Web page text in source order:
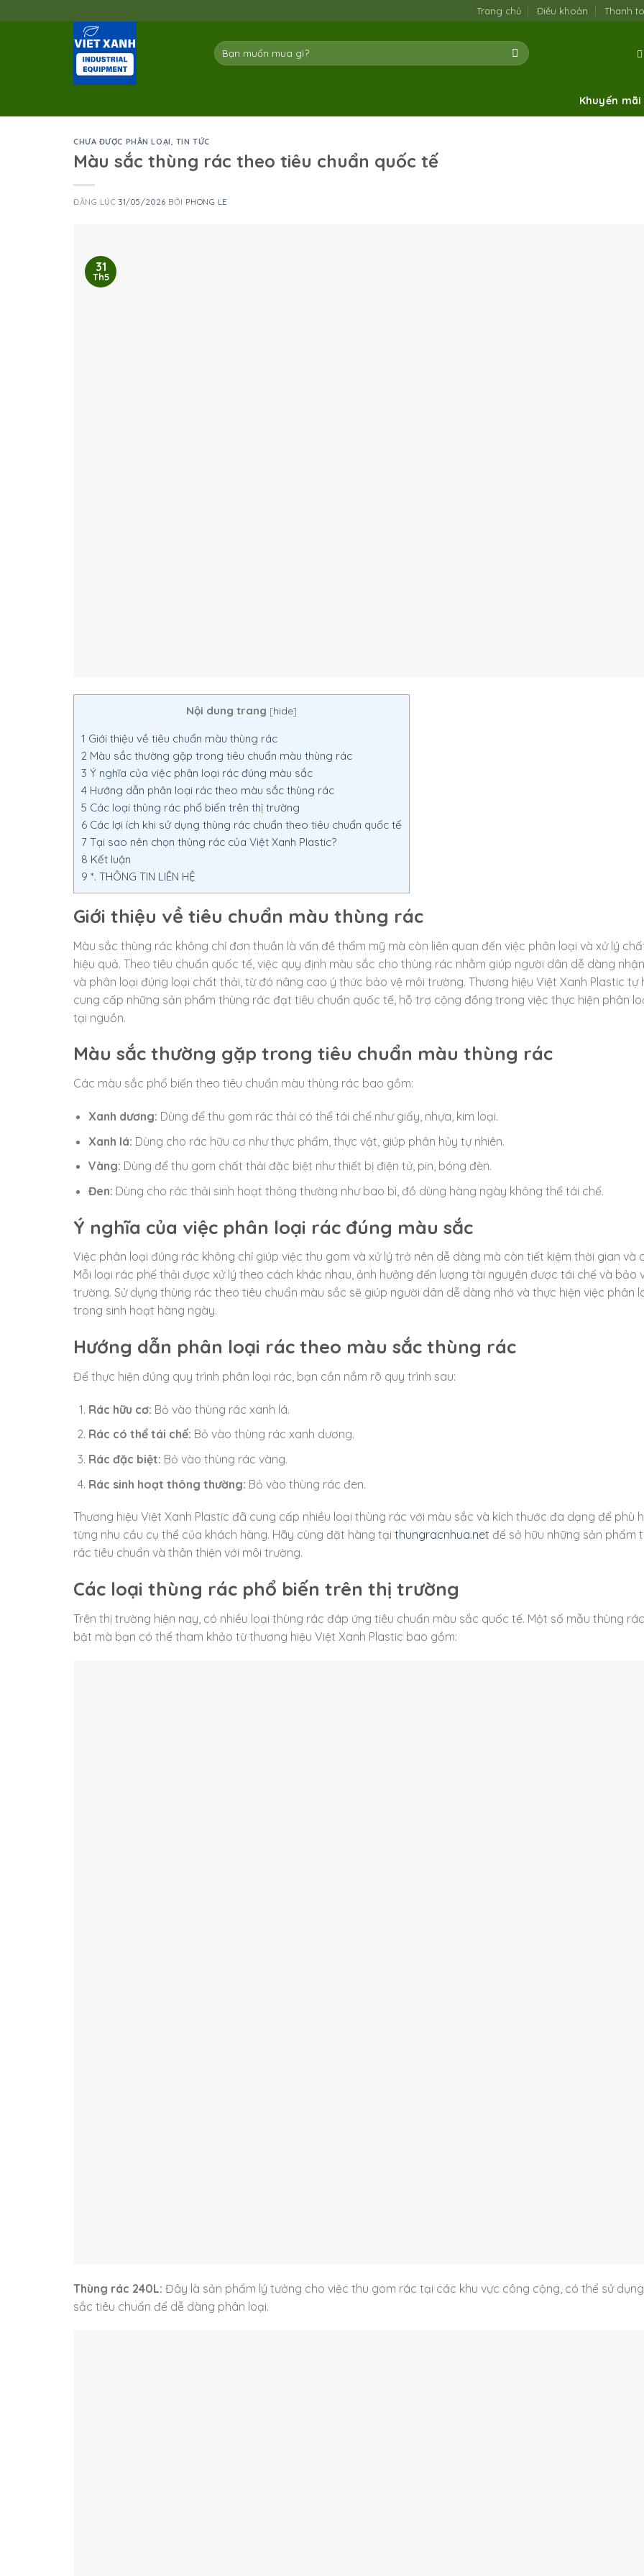
to
Trang chủ Điều khoản Thanh
Tìm
kiếm:
Khuyến mãi
CHƯA ĐƯỢC PHÂN LOẠI, TIN TỨC
Màu sắc thùng rác theo tiêu chuẩn quốc tế
ĐĂNG LÚC31/05/2026 BỞI PHONG LE
31
Th5
Nội dung trang [hide]
1 Giới thiệu về tiêu chuẩn màu thùng rác
2 Màu sắc thường gặp trong tiêu chuẩn màu thùng rác
3 Ý nghĩa của việc phân loại rác đúng màu sắc
4 Hướng dẫn phân loại rác theo màu sắc thùng rác
5 Các loại thùng rác phổ biến trên thị trường
6 Các lợi ích khi sử dụng thùng rác chuẩn theo tiêu chuẩn quốc tế
7 Tại sao nên chọn thùng rác của Việt Xanh Plastic?
8 Kết luận
9 *. THÔNG TIN LIÊN HỆ
Giới thiệu về tiêu chuẩn màu thùng rác
Màu sắc thùng rác không chỉ đơn thuần là vấn đề thẩm mỹ mà còn liên quan đến việc phân loại và xử lý
hiệu quả. Theo tiêu chuẩn quốc tế, việc quy định màu sắc cho thùng rác nhằm giúp người dân dễ dàng
và phân loại đúng loại chất thải, từ đó nâng cao ý thức bảo vệ môi trường. Thương hiệu Việt Xanh Plastic tự
cung cấp những sản phẩm thùng rác đạt tiêu chuẩn quốc tế, hỗ trợ cộng đồng trong việc thực hiện phân
tại nguồn.
Màu sắc thường gặp trong tiêu chuẩn màu thùng rác
Các màu sắc phổ biến theo tiêu chuẩn màu thùng rác bao gồm:
Xanh dương: Dùng để thu gom rác thải có thể tái chế như giấy, nhựa, kim loại.
Xanh lá: Dùng cho rác hữu cơ như thực phẩm, thực vật, giúp phân hủy tự nhiên.
Vàng: Dùng để thu gom chất thải đặc biệt như thiết bị điện tử, pin, bóng đèn.
Đen: Dùng cho rác thải sinh hoạt thông thường như bao bì, đồ dùng hàng ngày không thể tái chế.
Ý nghĩa của việc phân loại rác đúng màu sắc
Việc phân loại đúng rác không chỉ giúp việc thu gom và xử lý trở nên dễ dàng mà còn tiết kiệm thời gian và
Mỗi loại rác phế thải được xử lý theo cách khác nhau, ảnh hưởng đến lượng tài nguyên được tái chế và bảo
trường. Sử dụng thùng rác theo tiêu chuẩn màu sắc sẽ giúp người dân dễ dàng nhớ và thực hiện việc phân
trong sinh hoạt hàng ngày.
Hướng dẫn phân loại rác theo màu sắc thùng rác
Để thực hiện đúng quy trình phân loại rác, bạn cần nắm rõ quy trình sau:
Rác hữu cơ: Bỏ vào thùng rác xanh lá.
Rác có thể tái chế: Bỏ vào thùng rác xanh dương.
Rác đặc biệt: Bỏ vào thùng rác vàng.
Rác sinh hoạt thông thường: Bỏ vào thùng rác đen.
Thương hiệu Việt Xanh Plastic đã cung cấp nhiều loại thùng rác với màu sắc và kích thước đa dạng để phù
từng nhu cầu cụ thể của khách hàng. Hãy cùng đặt hàng tại thungracnhua.net để sở hữu những sản phẩm
rác tiêu chuẩn và thân thiện với môi trường.
Các loại thùng rác phổ biến trên thị trường
Trên thị trường hiện nay, có nhiều loại thùng rác đáp ứng tiêu chuẩn màu sắc quốc tế. Một số mẫu thùng
bật mà bạn có thể tham khảo từ thương hiệu Việt Xanh Plastic bao gồm:
Thùng rác 240L: Đây là sản phẩm lý tưởng cho việc thu gom rác tại các khu vực công cộng, có thể sử
sắc tiêu chuẩn để dễ dàng phân loại.